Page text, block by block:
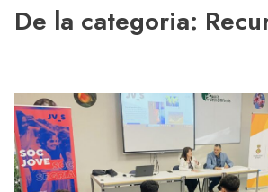
De la categoria: